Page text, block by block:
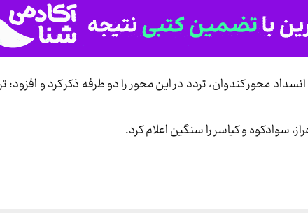
محور کندوان، تردد در این محور را دو طرفه ذکر کرد و
سوادکوه و کیاسر را سنگین اعلام کرد.